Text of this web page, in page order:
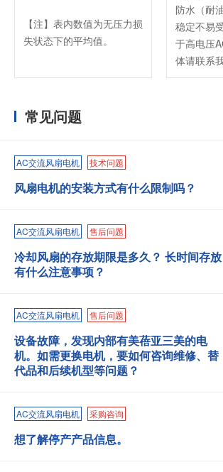
【注】表内数值为无压力损
失状态下的平均值。
防水（耐
稳定不易
于高电压
体请联系
常见问题
AC交流风扇电机 技术问题
风扇电机的安装方式有什么限制吗？
AC交流风扇电机 售后问题
冷却风扇的存放期限是多久？ 长时间存放
有什么注意事项？
AC交流风扇电机 售后问题
设备故障，发现内部有美蓓亚三美的电
机。如需更换电机，要如何咨询维修、替
代品和后续机型等问题？
AC交流风扇电机 采购咨询
想了解停产产品信息。